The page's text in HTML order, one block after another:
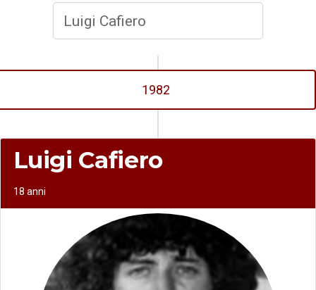
1982
Luigi Cafiero
18 anni